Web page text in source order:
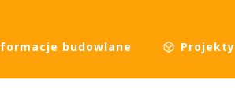
budowlane